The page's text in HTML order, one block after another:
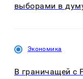
выборами в
Экономика
В граничащей с